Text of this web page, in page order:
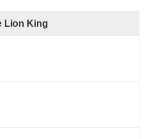
Lion King